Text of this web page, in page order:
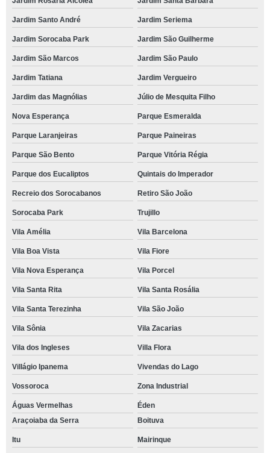
Jardim Santo André Jardim Seriema
Jardim Sorocaba Park Jardim São Guilherme
Jardim São Marcos Jardim São Paulo
Jardim Tatiana Jardim Vergueiro
Jardim das Magnólias Júlio de Mesquita Filho
Nova Esperança Parque Esmeralda
Parque Laranjeiras Parque Paineiras
Parque São Bento Parque Vitória Régia
Parque dos Eucaliptos Quintais do Imperador
Recreio dos Sorocabanos Retiro São João
Sorocaba Park Trujillo
Vila Amélia Vila Barcelona
Vila Boa Vista Vila Fiore
Vila Nova Esperança Vila Porcel
Vila Santa Rita Vila Santa Rosália
Vila Santa Terezinha Vila São João
Vila Sônia Vila Zacarias
Vila dos Ingleses Villa Flora
Villágio Ipanema Vivendas do Lago
Vossoroca Zona Industrial
Águas Vermelhas
Éden
Araçoiaba da Serra
Boituva
Itu Mairinque